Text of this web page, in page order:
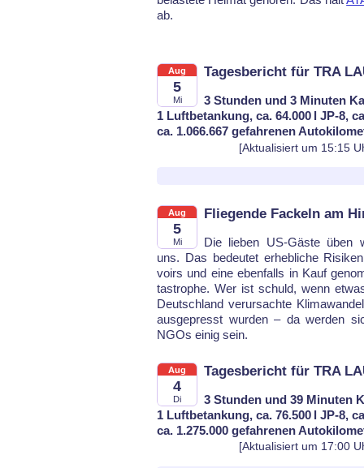
ab.
Aug
5
Mi
Tagesbericht für TRA
3 Stunden und 3 Minuten
1 Luftbetankung, ca. 64.000 l JP-8,
ca. 1.066.667 gefahrenen
[Aktualisiert um 15:15
Aug
5
Mi
Fliegende Fackeln am
Die lie­ben US-Gäs­te üben
uns. Das be­deu­tet er­heb­li­che
voirs und ei­ne eben­falls in Kauf
ta­stro­phe. Wer ist schuld, wenn
Deutsch­land ver­ur­sach­te
aus­ge­presst wur­den – da wer­den
NGOs ei­nig sein.
Aug
4
Di
Tagesbericht für TRA
3 Stunden und 39 Minuten
1 Luftbetankung, ca. 76.500 l JP-8,
ca. 1.275.000 gefahrenen
[Aktualisiert um 17:00